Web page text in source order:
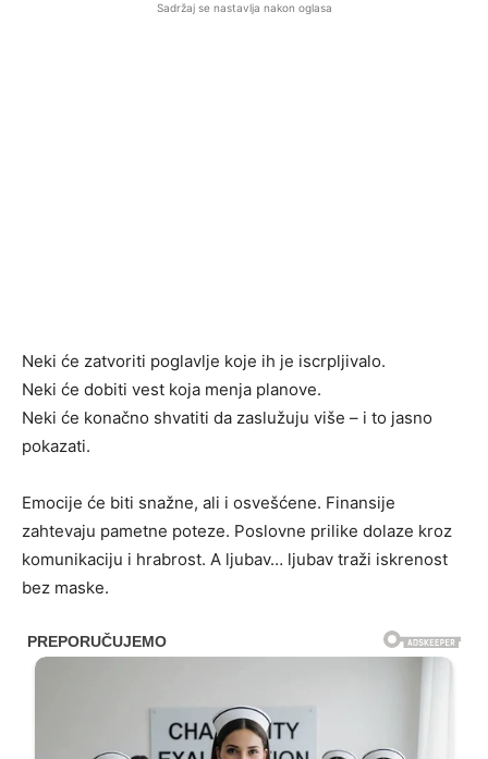
Sadržaj se nastavlja nakon oglasa
Neki će zatvoriti poglavlje koje ih je iscrpljivalo.
Neki će dobiti vest koja menja planove.
Neki će konačno shvatiti da zaslužuju više – i to jasno
pokazati.
Emocije će biti snažne, ali i osvešćene. Finansije
zahtevaju pametne poteze. Poslovne prilike dolaze kroz
komunikaciju i hrabrost. A ljubav… ljubav traži iskrenost
bez maske.